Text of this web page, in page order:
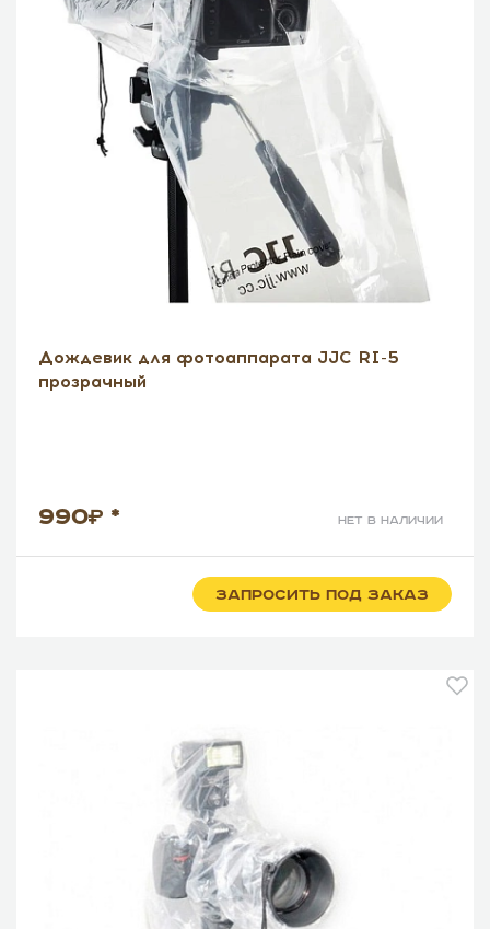
Дождевик для фотоаппарата JJC RI-5
прозрачный
990 * нет в наличии
ЗАПРОСИТЬ ПОД ЗАКАЗ